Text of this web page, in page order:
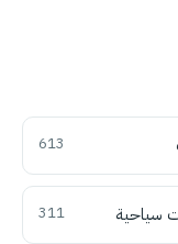
613
سياحية 311